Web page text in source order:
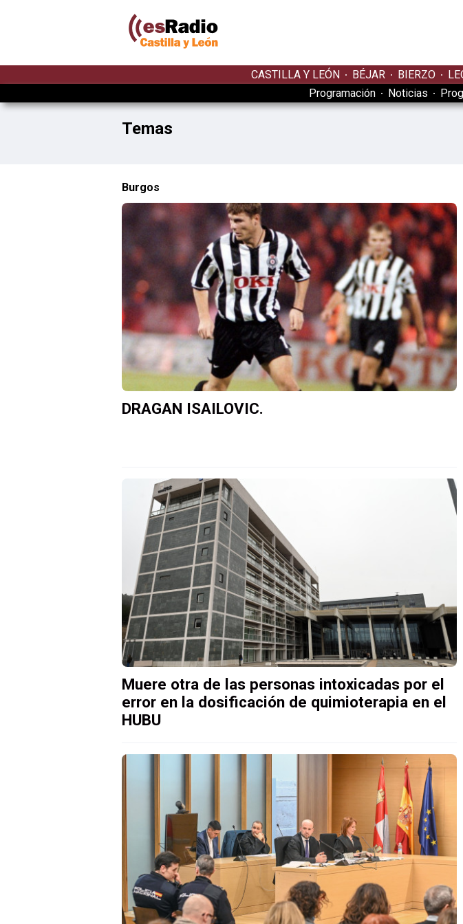
CASTILLA Y LEÓN BÉJAR BIERZO
Programación
Noticias
Temas
Burgos
DRAGAN ISAILOVIC.
Muere otra de las personas intoxicadas por el
error en la dosificación de quimioterapia en el
HUBU